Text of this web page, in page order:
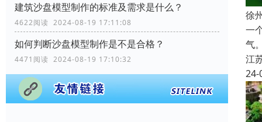
建筑沙盘模型制作的标准及需求是什么？
4622阅读 2024-08-19 17:11:08
如何判断沙盘模型制作是不是合格？
4471阅读 2024-08-19 17:10:32
徐
一
气
江
24-